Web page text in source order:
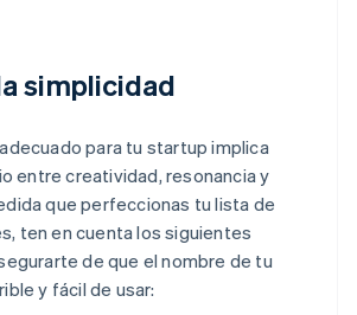
simplicidad
para tu startup implica
entre creatividad, resonancia y
que perfeccionas tu lista de
ten en cuenta los siguientes
de que el nombre de tu
y fácil de usar: